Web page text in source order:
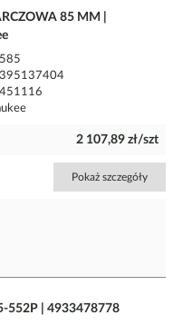
85 MM |
2 107,89 zł/szt
Pokaż szczegóły
552P | 4933478778